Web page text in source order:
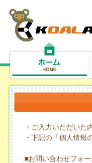
・ご入力いただいた
・下記の「個人情報
■お問い合わせフォー